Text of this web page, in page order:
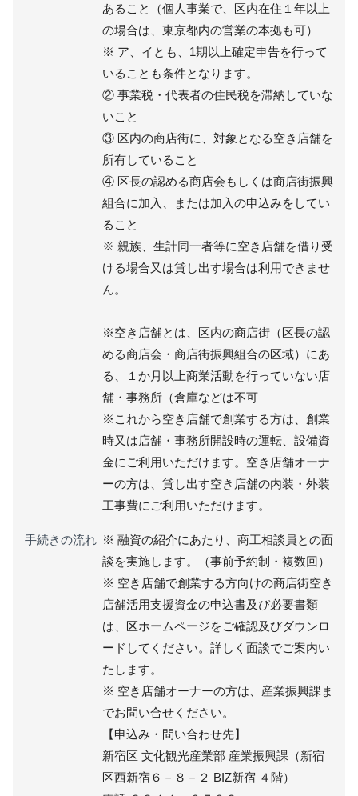
あること（個人事業で、区内在住１年以上
の場合は、東京都内の営業の本拠も可）
※ ア、イとも、1期以上確定申告を行って
いることも条件となります。
② 事業税・代表者の住民税を滞納していな
いこと
③ 区内の商店街に、対象となる空き店舗を
所有していること
④ 区長の認める商店会もしくは商店街振興
組合に加入、または加入の申込みをしてい
ること
※ 親族、生計同一者等に空き店舗を借り受
ける場合又は貸し出す場合は利用できませ
ん。
※空き店舗とは、区内の商店街（区長の認
める商店会・商店街振興組合の区域）にあ
る、１か月以上商業活動を行っていない店
舗・事務所（倉庫などは不可
※これから空き店舗で創業する方は、創業
時又は店舗・事務所開設時の運転、設備資
金にご利用いただけます。空き店舗オーナ
ーの方は、貸し出す空き店舗の内装・外装
工事費にご利用いただけます。
手続きの流れ ※ 融資の紹介にあたり、商工相談員との面
談を実施します。（事前予約制・複数回）
※ 空き店舗で創業する方向けの商店街空き
店舗活用支援資金の申込書及び必要書類
は、区ホームページをご確認及びダウンロ
ードしてください。詳しく面談でご案内い
たします。
※ 空き店舗オーナーの方は、産業振興課ま
でお問い合せください。
【申込み・問い合わせ先】
新宿区 文化観光産業部 産業振興課（新宿
区西新宿６－８－２ BIZ新宿 ４階）